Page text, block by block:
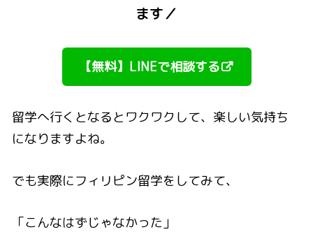
ます／
【無料】LINEで相談する
留学へ行くとなるとワクワクして、楽しい気持ち
になりますよね。
でも実際にフィリピン留学をしてみて、
「こんなはずじゃなかった」